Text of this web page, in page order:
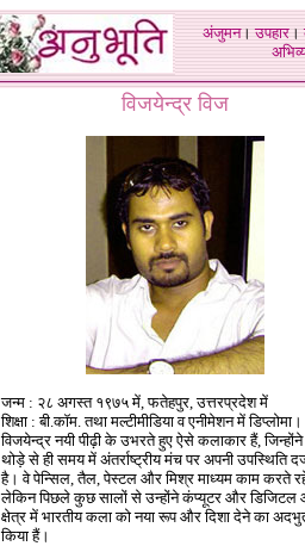
अंजुमन।उपहार।
विजयेन्द्र विज
जन्म : २८ अगस्त १९७५में, फतेहपुर, उत्तरप्रदेश में
शिक्षा : बी.कॉम. तथा मल्टीमीडिया व एनीमेशन में डिप्लोमा।
विजयेन्द्र नयी पीढ़ी के उभरते हुए ऐसे कलाकार हैं,
थोड़े से ही समय में अंतर्राष्ट्रीय मंच पर अपनी उपस्थिति
है। वे पेन्सिल, तैल, पेस्टल और मिश्र माध्यम काम करते
लेकिन पिछले कुछ सालों से उन्होंने कंप्यूटर और डिजिटल
क्षेत्र में भारतीय कला को नया रूप और दिशा देने का
किया हैं।